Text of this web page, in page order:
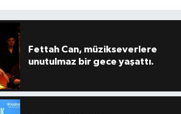
Fettah Can, müzikseverlere
unutulmaz bir gece yaşattı.